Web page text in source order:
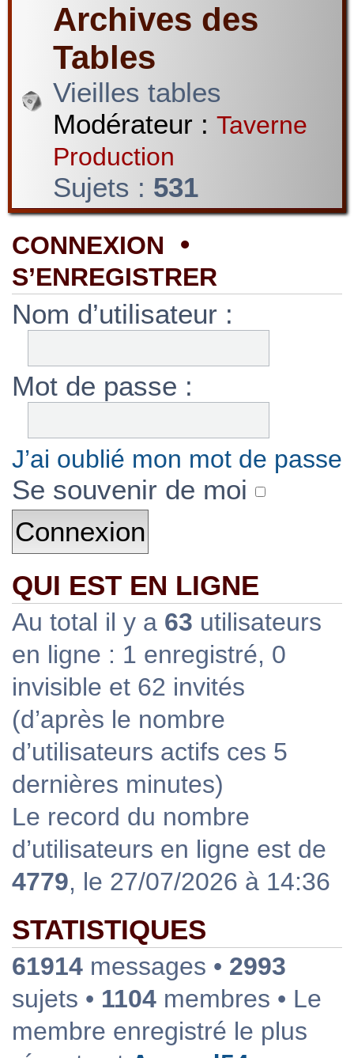
Archives des
Tables
Vieilles tables
Modérateur : Taverne
Production
Sujets : 531
CONNEXION •
S’ENREGISTRER
Nom d’utilisateur :
Mot de passe :
J’ai oublié mon mot de passe
Se souvenir de moi
QUI EST EN LIGNE
Au total il y a 63 utilisateurs
en ligne : 1 enregistré, 0
invisible et 62 invités
(d’après le nombre
d’utilisateurs actifs ces 5
dernières minutes)
Le record du nombre
d’utilisateurs en ligne est de
4779, le 27/07/2026 à 14:36
STATISTIQUES
61914 messages • 2993
sujets • 1104 membres • Le
membre enregistré le plus